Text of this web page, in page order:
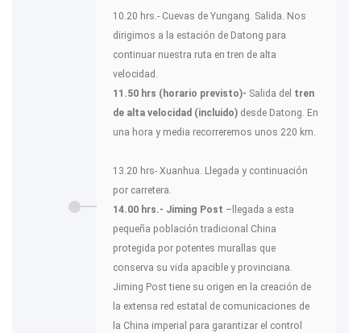
10.20 hrs.- Cuevas de Yungang. Salida. Nos
dirigimos a la estación de Datong para
continuar nuestra ruta en tren de alta
velocidad.
11.50 hrs (horario previsto)- Salida del tren
de alta velocidad (incluido) desde Datong. En
una hora y media recorreremos unos 220 km.
13.20 hrs- Xuanhua. Llegada y continuación
por carretera.
14.00 hrs.- Jiming Post –llegada a esta
pequeña población tradicional China
protegida por potentes murallas que
conserva su vida apacible y provinciana.
Jiming Post tiene su origen en la creación de
la extensa red estatal de comunicaciones de
la China imperial para garantizar el control